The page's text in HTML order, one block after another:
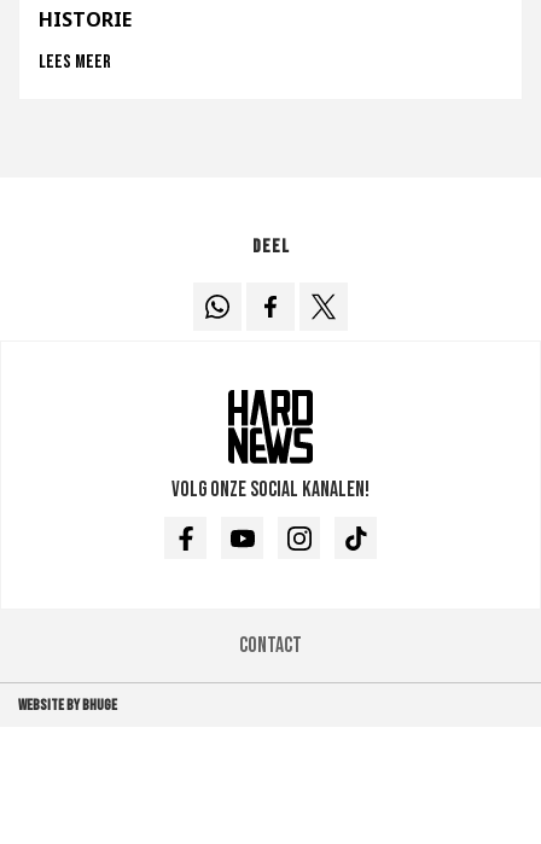
HISTORIE
Lees meer
Deel
Volg onze social kanalen!
FacebookYoutubeInstagramTikTok
Contact
WEBSITE BY BHUGE